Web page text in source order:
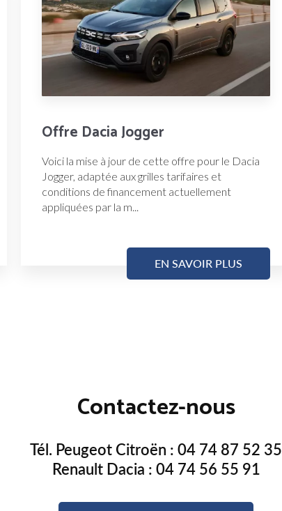
Offre Dacia Jogger
Voici la mise à jour de cette offre pour le Dacia
Jogger, adaptée aux grilles tarifaires et
conditions de financement actuellement
appliquées par la m...
EN SAVOIR PLUS
Contactez-nous
Tél. Peugeot Citroën : 04 74 87 52 35
Renault Dacia : 04 74 56 55 91